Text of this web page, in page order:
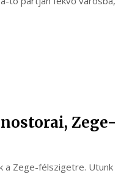
Zege-
a Zege-félszigetre. Utunk